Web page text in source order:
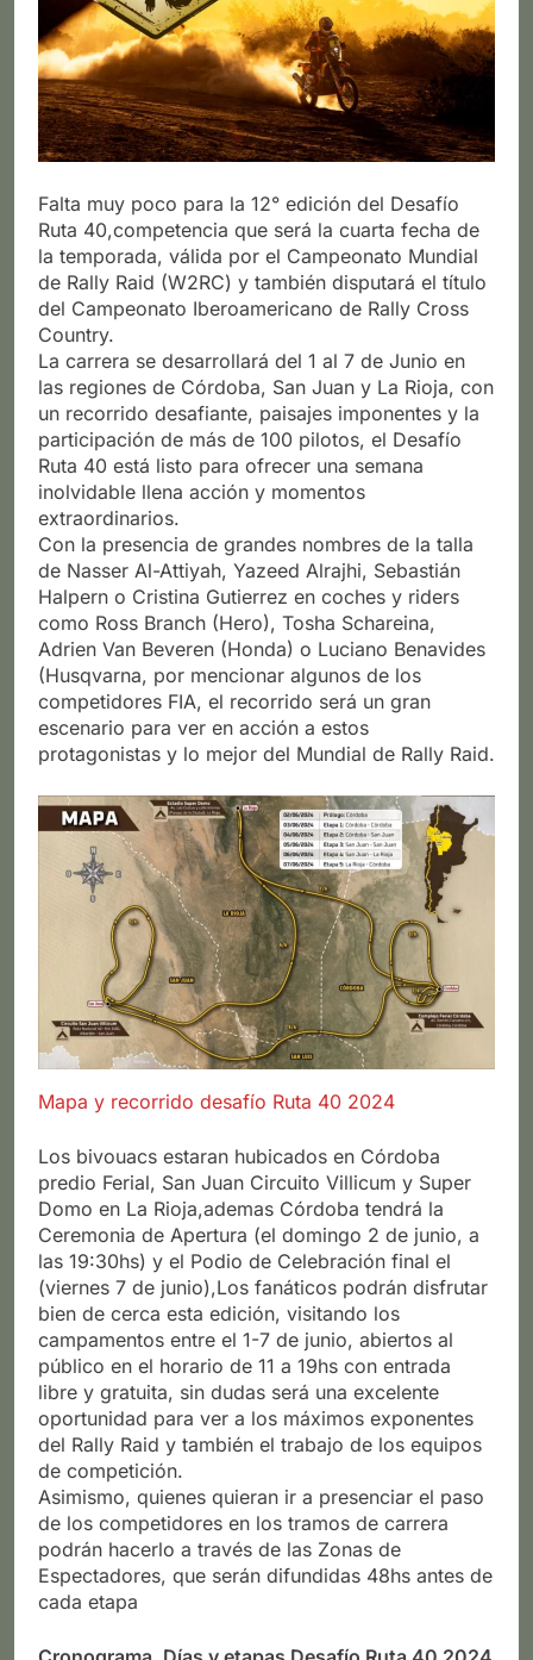
Falta muy poco para la 12° edición del Desafío
Ruta 40,competencia que será la cuarta fecha de
la temporada, válida por el Campeonato Mundial
de Rally Raid (W2RC) y también disputará el título
del Campeonato Iberoamericano de Rally Cross
Country.
La carrera se desarrollará del 1 al 7 de Junio en
las regiones de Córdoba, San Juan y La Rioja, con
un recorrido desafiante, paisajes imponentes y la
participación de más de 100 pilotos, el Desafío
Ruta 40 está listo para ofrecer una semana
inolvidable llena acción y momentos
extraordinarios.
Con la presencia de grandes nombres de la talla
de Nasser Al-Attiyah, Yazeed Alrajhi, Sebastián
Halpern o Cristina Gutierrez en coches y riders
como Ross Branch (Hero), Tosha Schareina,
Adrien Van Beveren (Honda) o Luciano Benavides
(Husqvarna, por mencionar algunos de los
competidores FIA, el recorrido será un gran
escenario para ver en acción a estos
protagonistas y lo mejor del Mundial de Rally Raid.
Mapa y recorrido desafío Ruta 40 2024
Los bivouacs estaran hubicados en Córdoba
predio Ferial, San Juan Circuito Villicum y Super
Domo en La Rioja,ademas Córdoba tendrá la
Ceremonia de Apertura (el domingo 2 de junio, a
las 19:30hs) y el Podio de Celebración final el
(viernes 7 de junio),Los fanáticos podrán disfrutar
bien de cerca esta edición, visitando los
campamentos entre el 1-7 de junio, abiertos al
público en el horario de 11 a 19hs con entrada
libre y gratuita, sin dudas será una excelente
oportunidad para ver a los máximos exponentes
del Rally Raid y también el trabajo de los equipos
de competición.
Asimismo, quienes quieran ir a presenciar el paso
de los competidores en los tramos de carrera
podrán hacerlo a través de las Zonas de
Espectadores, que serán difundidas 48hs antes de
cada etapa